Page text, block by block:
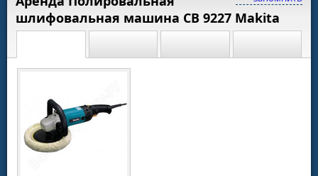
шлифовальная машина СВ 9227 Makita